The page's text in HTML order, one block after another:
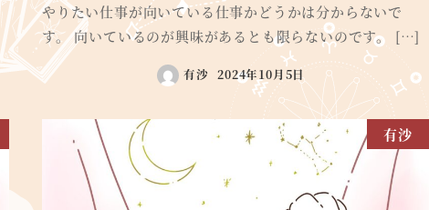
やりたい仕事が向いている仕事かどうかは分からないで
す。 向いているのが興味があるとも限らないのです。 […]
有沙 2024年10月5日
有沙